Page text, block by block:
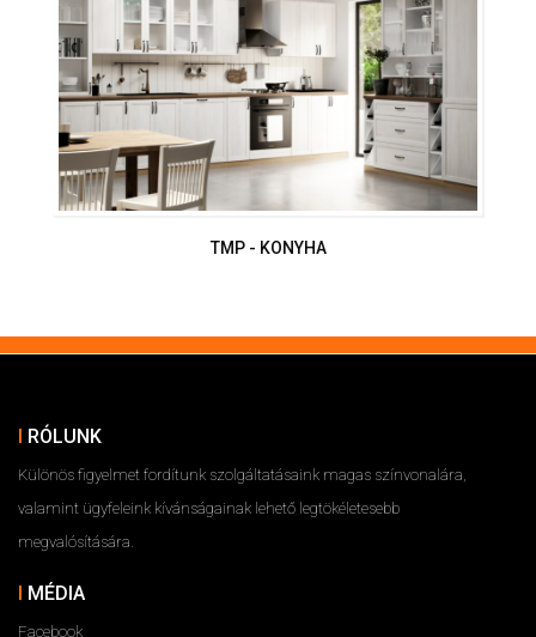
TMP - KONYHA
RÓLUNK
Különös figyelmet fordítunk szolgáltatásaink magas színvonalára,
valamint ügyfeleink kívánságainak lehető legtökéletesebb
megvalósítására.
MÉDIA
Facebook